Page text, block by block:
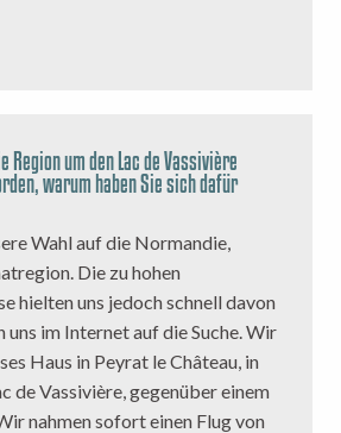
Region um den Lac de Vassivière
warum haben Sie sich dafür
Wahl auf die Normandie,
Die zu hohen
hielten uns jedoch schnell davon
uns im Internet auf die Suche. Wir
Haus in Peyrat le Château, in
de Vassivière, gegenüber einem
nahmen sofort einen Flug von